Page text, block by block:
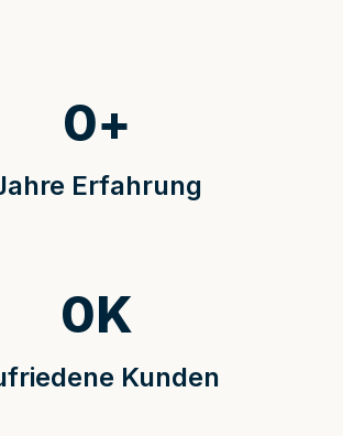
Erfahrung
0+
Kunden
0K